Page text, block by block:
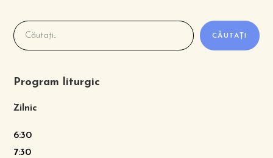
CĂUTAȚI
Program liturgic
Zilnic
6:30
7:30